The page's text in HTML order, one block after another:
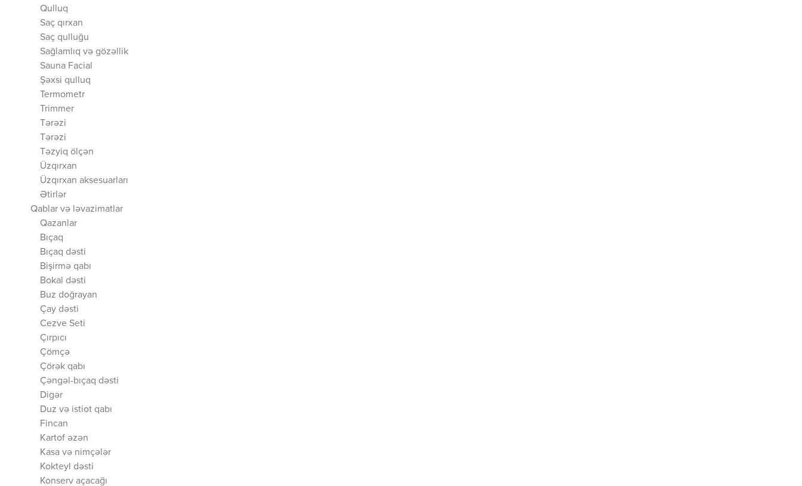
Qulluq
Saç qırxan
Saç qulluğu
Sağlamlıq və gözəllik
Sauna Facial
Şəxsi qulluq
Termometr
Trimmer
Tərəzi
Tərəzi
Təzyiq ölçən
Üzqırxan
Üzqırxan aksesuarları
Ətirlər
Qablar və ləvazimatlar
Qazanlar
Bıçaq
Bıçaq dəsti
Bişirmə qabı
Bokal dəsti
Buz doğrayan
Çay dəsti
Cezve Seti
Çırpıcı
Çömçə
Çörək qabı
Çəngəl-bıçaq dəsti
Digər
Duz və istiot qabı
Fincan
Kartof əzən
Kasa və nimçələr
Kokteyl dəsti
Konserv açacağı